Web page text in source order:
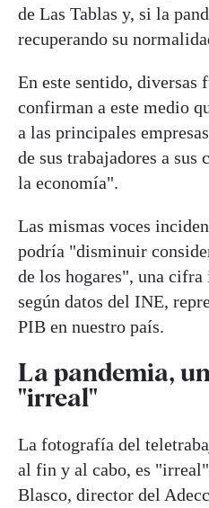
de Las Tablas y, si la
recuperando su
En este sentido, diversas
confirman a este medio
a las principales
de sus trabajadores a sus
la economía".
Las mismas voces
podría "disminuir
de los hogares", una
según datos del INE,
PIB en nuestro país.
La pandemia,
"irreal"
La fotografía del
al fin y al cabo, es
Blasco, director del